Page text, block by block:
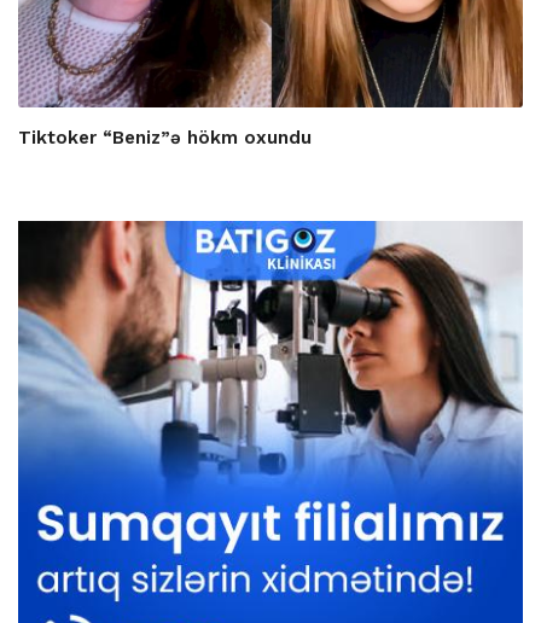
Tiktoker “Beniz”ə hökm oxundu